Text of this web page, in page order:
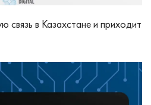
связь в Казахстане и приходит